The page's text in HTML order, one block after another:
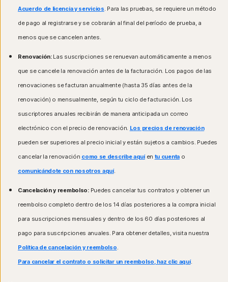
Acuerdo de licencia y servicios. Para las pruebas, se requiere un método
de pago al registrarse y se cobrarán al final del período de prueba, a
menos que se cancelen antes.
Renovación:Las suscripciones se renuevan automáticamente a menos
que se cancele la renovación antes de la facturación. Los pagos de las
renovaciones se facturan anualmente (hasta 35 días antes de la
renovación) o mensualmente, según tu ciclo de facturación. Los
suscriptores anuales recibirán de manera anticipada un correo
electrónico con el precio de renovación. Los precios de renovación
pueden ser superiores al precio inicial y están sujetos a cambios. Puedes
cancelar la renovación como se describe aquíen tu cuentao
comunicándote con nosotros aquí.
Cancelación y reembolso:Puedes cancelar tus contratos y obtener un
reembolso completo dentro de los 14 días posteriores a la compra inicial
para suscripciones mensuales y dentro de los 60 días posteriores al
pago para suscripciones anuales. Para obtener detalles, visita nuestra
Política de cancelación y reembolso.
Para cancelar el contrato o solicitar un reembolso, haz clic aquí.